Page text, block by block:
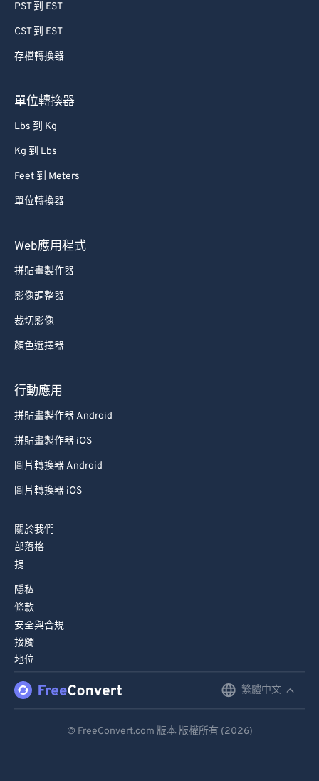
PST 到 EST
CST 到 EST
存檔轉換器
單位轉換器
Lbs 到 Kg
Kg 到 Lbs
Feet 到 Meters
單位轉換器
Web應用程式
拼貼畫製作器
影像調整器
裁切影像
顏色選擇器
行動應用
拼貼畫製作器 Android
拼貼畫製作器 iOS
圖片轉換器 Android
圖片轉換器 iOS
關於我們
部落格
捐
隱私
條款
安全與合規
接觸
地位
繁體中文
© FreeConvert.com 版本 版權所有 (2026)